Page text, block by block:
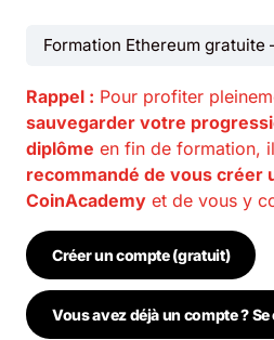
Formation Ethereum gratuite
Rappel : Pour profiter
sauvegarder votre
diplôme en fin de formation,
recommandé de vous créer
CoinAcademy et de vous y
Créer un compte (gratuit)
Vous avez déjà un compte ?